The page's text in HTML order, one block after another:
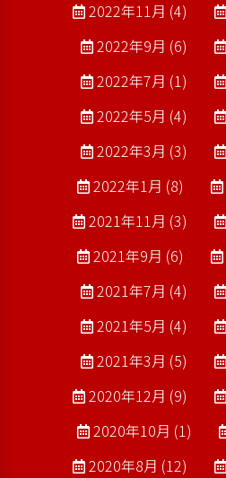
2022年11月 (4)
2022年9月 (6)
2022年7月 (1)
2022年5月 (4)
2022年3月 (3)
2022年1月 (8)
2021年11月 (3)
2021年9月 (6)
2021年7月 (4)
2021年5月 (4)
2021年3月 (5)
2020年12月 (9)
2020年10月 (1)
2020年8月 (12)